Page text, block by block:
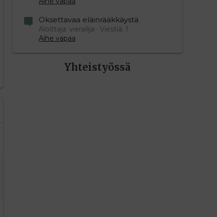
editoriin…
Oksettavaa eläinrääkkäystä
Aloittaja: vierailija
Viestiä: 1
Aihe vapaa
Yhteistyössä